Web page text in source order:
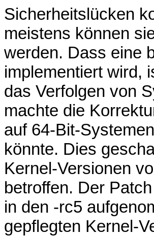
Sicherheitslücken
meistens können
werden. Dass eine
implementiert wird,
das Verfolgen von
machte die
auf 64-Bit-
könnte. Dies
Kernel-Versionen
betroffen. Der Patch
in den -rc5
gepflegten Kernel-